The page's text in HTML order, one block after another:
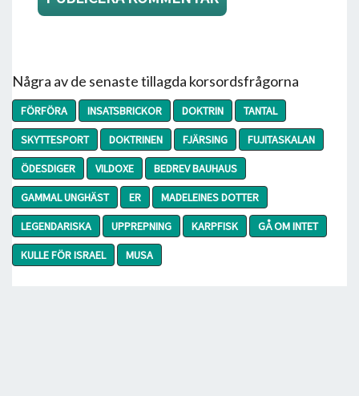
Några av de senaste tillagda korsordsfrågorna
FÖRFÖRA INSATSBRICKOR DOKTRIN
TANTAL
SKYTTESPORT
DOKTRINEN FJÄRSING
FUJITASKALAN
ÖDESDIGER
VILDOXE
BEDREV BAUHAUS
GAMMAL UNGHÄST
ER
MADELEINES DOTTER
LEGENDARISKA
UPPREPNING KARPFISK
GÅ OM INTET
KULLE FÖR ISRAEL
MUSA